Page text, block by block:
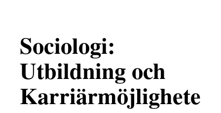
Sociologi:
Utbildning och
Karriärmöjlighete